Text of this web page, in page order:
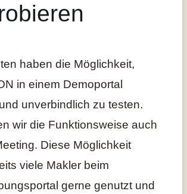
haben die Möglichkeit,
in einem Demoportal
unverbindlich zu testen.
wir die Funktionsweise auch
Diese Möglichkeit
viele Makler beim
gerne genutzt und